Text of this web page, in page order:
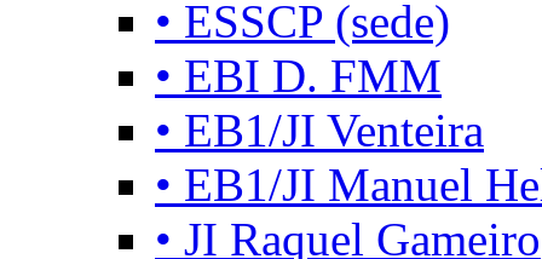
• ESSCP (sede)
• EBI D. FMM
• EB1/JI Venteira
• EB1/JI Manuel
• JI Raquel Gameiro